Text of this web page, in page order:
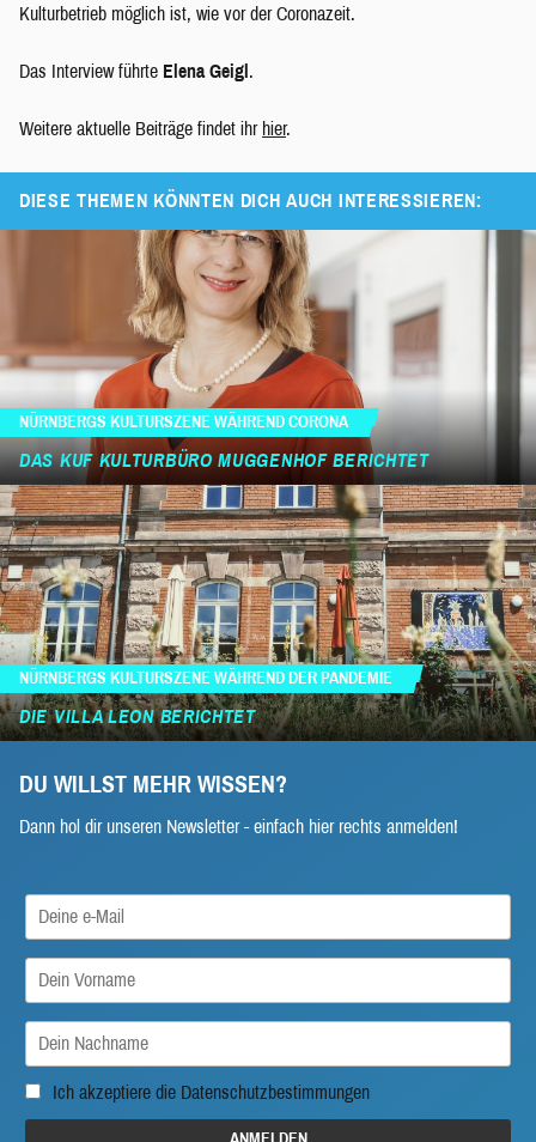
Kulturbetrieb möglich ist, wie vor der Coronazeit.
Das Interview führte Elena Geigl .
Weitere aktuelle Beiträge findet ihr hier.
DIESE THEMEN KÖNNTEN DICH AUCH INTERESSIEREN:
NÜRNBERGS KULTURSZENE WÄHREND CORONA
DAS KUF KULTURBÜRO MUGGENHOF BERICHTET
NÜRNBERGS KULTURSZENE WÄHREND DER PANDEMIE
DIE VILLA LEON BERICHTET
DU WILLST MEHR WISSEN?
Dann hol dir unseren Newsletter - einfach hier rechts anmelden!
Ich akzeptiere die Datenschutzbestimmungen